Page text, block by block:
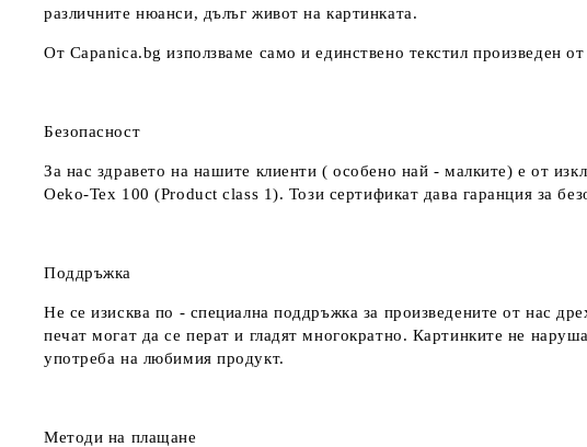
различните нюанси, дълъг живот на картинката.
От Capanica.bg използваме само и единствено текстил произведен
Безопасност
За нас здравето на нашите клиенти ( особено най - малките) е от
Oeko-Tex 100 (Product class 1). Този сертификат дава гаранция за
Поддръжка
Не се изисква по - специална поддръжка за произведените от нас
печат могат да се перат и гладят многократно. Картинките не
употреба на любимия продукт.
Методи на плащане